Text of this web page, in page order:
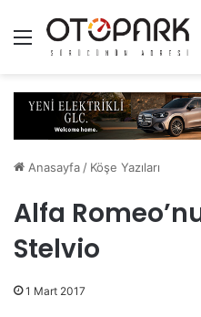
Menü
Anasayfa / Köşe Yazıları
Alfa
Stelvio
1 Mart 2017